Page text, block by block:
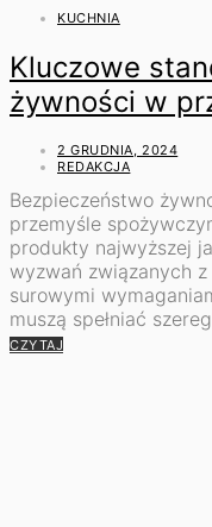
KUCHNIA
Kluczowe
żywności w
2 GRUDNIA, 2024
REDAKCJA
Bezpieczeństwo
przemyśle
produkty najwyższej
wyzwań związanych
surowymi
muszą spełniać
CZYTAJ